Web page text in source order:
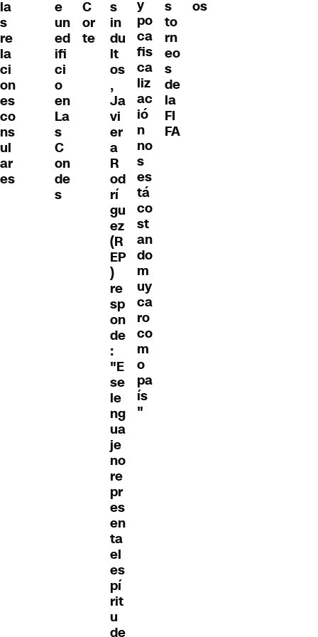
la
s
re
la
ci
on
es
co
ns
ul
ar
es
e
un
ed
ifi
ci
o
en
La
s
C
on
de
s
C
or
te
s
in
du
lt
os
,
Ja
vi
er
a
R
od
rí
gu
ez
(R
EP
)
re
sp
on
de
:
"E
se
le
ng
ua
je
no
re
pr
es
en
ta
el
es
pí
rit
u
de
y
po
ca
fis
ca
liz
ac
ió
n
no
s
es
tá
co
st
an
do
m
uy
ca
ro
co
m
o
pa
ís
"
s
to
rn
eo
s
de
la
FI
FA
os